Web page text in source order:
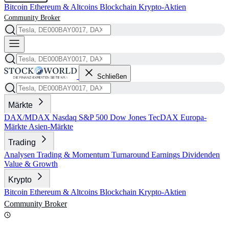
Bitcoin Ethereum & Altcoins Blockchain Krypto-Aktien
Community Broker
Schließen
Märkte
DAX/MDAX Nasdaq S&P 500 Dow Jones TecDAX Europa-
Märkte Asien-Märkte
Trading
Analysen Trading & Momentum Turnaround Earnings Dividenden
Value & Growth
Krypto
Bitcoin Ethereum & Altcoins Blockchain Krypto-Aktien
Community Broker